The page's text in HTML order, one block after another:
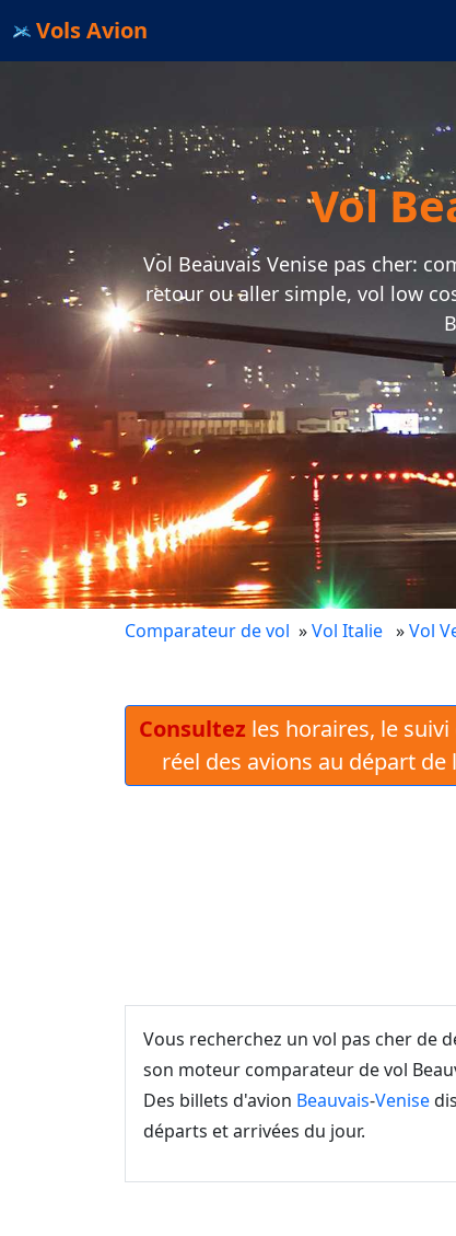
Vols Avion
Vol
Vol Beauvais Venise pas cher:
retour ou aller simple, vol low
Comparateur de vol »Vol Italie »Vol
Consultez les horaires, le
réel des avions au départ
Vous recherchez un vol pas cher de
son moteur comparateur de vol
Des billets d'avion Beauvais-Venise
départs et arrivées du jour.